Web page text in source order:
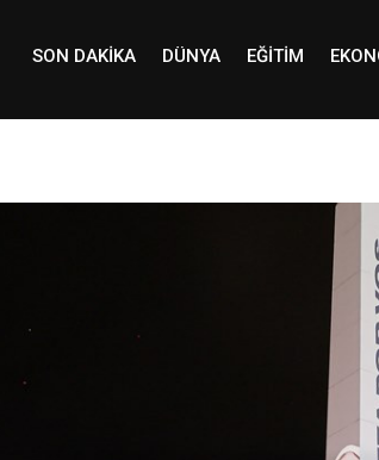
SON DAKIKA DÜNYA EĞITIM